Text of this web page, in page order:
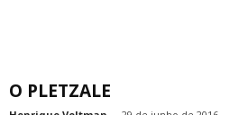
O PLETZALE